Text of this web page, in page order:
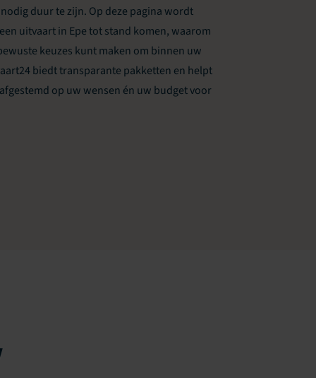
duur te zijn. Op deze pagina wordt
uitvaart in Epe tot stand komen, waarom
keuzes kunt maken om binnen uw
biedt transparante pakketten en helpt
op uw wensen én uw budget voor